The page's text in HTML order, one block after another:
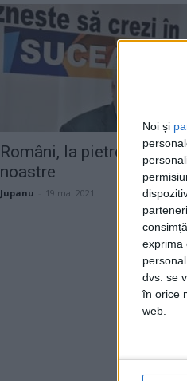
Noi și
exprima
dvs. se
în orice
web.
Români, la pietre! Dar nu
noastre
Jupanu 19 mai 2021